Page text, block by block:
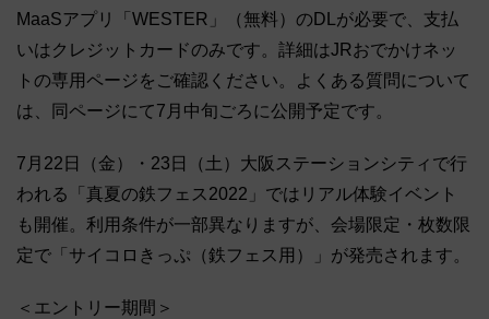
MaaSアプリ「WESTER」（無料）のDLが必要で、支払
いはクレジットカードのみです。詳細はJRおでかけネッ
トの専用ページをご確認ください。よくある質問について
は、同ページにて7月中旬ごろに公開予定です。
7月22日（金）・23日（土）大阪ステーションシティで行
われる「真夏の鉄フェス2022」ではリアル体験イベント
も開催。利用条件が一部異なりますが、会場限定・枚数限
定で「サイコロきっぷ（鉄フェス用）」が発売されます。
＜エントリー期間＞